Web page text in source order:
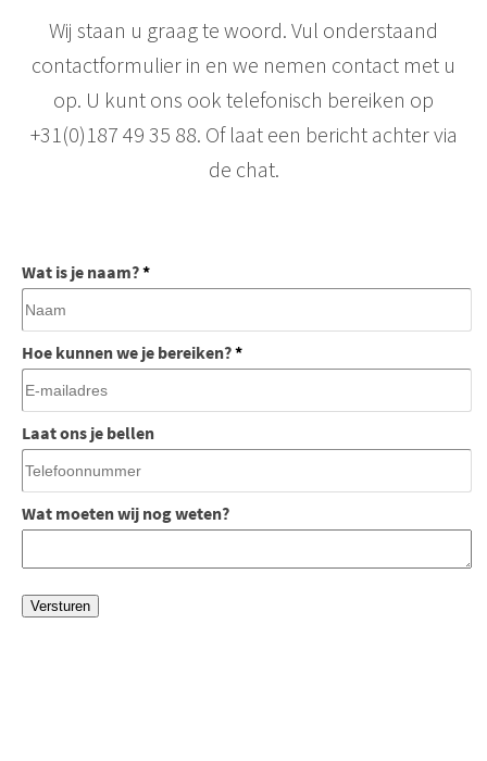
Wij staan u graag te woord. Vul onderstaand
contactformulier in en we nemen contact met u
op. U kunt ons ook telefonisch bereiken op
+31(0)187 49 35 88. Of laat een bericht achter via
de chat.
Wat is je naam?*
Hoe kunnen we je bereiken?*
Laat ons je bellen
Wat moeten wij nog weten?